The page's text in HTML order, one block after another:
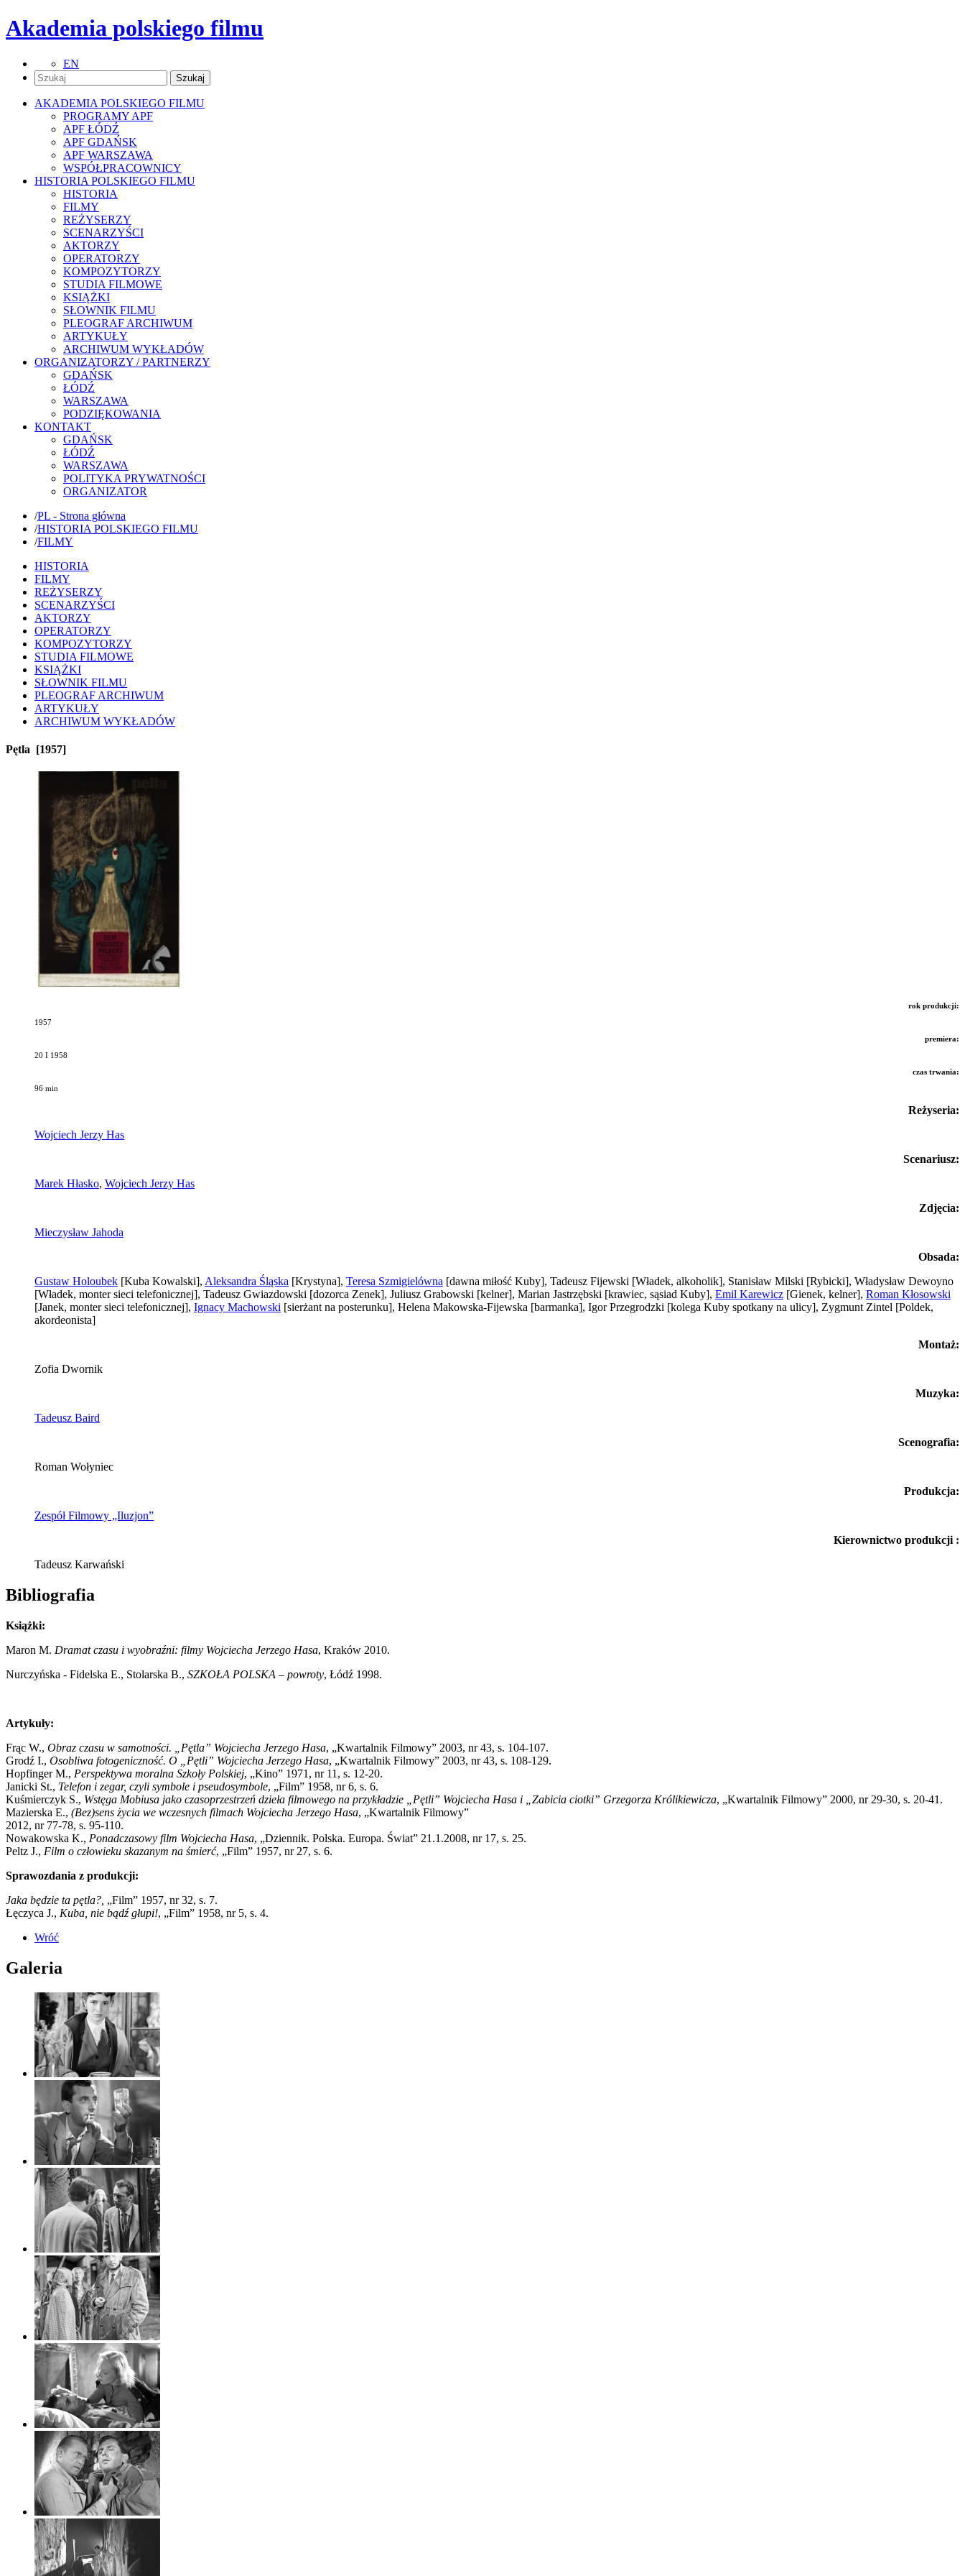
Akademia polskiego filmu
EN
AKADEMIA POLSKIEGO FILMU
PROGRAMY APF
APF ŁÓDŹ
APF GDAŃSK
APF WARSZAWA
WSPÓŁPRACOWNICY
HISTORIA POLSKIEGO FILMU
HISTORIA
FILMY
REŻYSERZY
SCENARZYŚCI
AKTORZY
OPERATORZY
KOMPOZYTORZY
STUDIA FILMOWE
KSIĄŻKI
SŁOWNIK FILMU
PLEOGRAF ARCHIWUM
ARTYKUŁY
ARCHIWUM WYKŁADÓW
ORGANIZATORZY / PARTNERZY
GDAŃSK
ŁÓDŹ
WARSZAWA
PODZIĘKOWANIA
KONTAKT
GDAŃSK
ŁÓDŹ
WARSZAWA
POLITYKA PRYWATNOŚCI
ORGANIZATOR
/PL - Strona główna
/HISTORIA POLSKIEGO FILMU
/FILMY
HISTORIA
FILMY
REŻYSERZY
SCENARZYŚCI
AKTORZY
OPERATORZY
KOMPOZYTORZY
STUDIA FILMOWE
KSIĄŻKI
SŁOWNIK FILMU
PLEOGRAF ARCHIWUM
ARTYKUŁY
ARCHIWUM WYKŁADÓW
Pętla [1957]
rok produkcji:
1957
premiera:
20 I 1958
czas trwania:
96 min
Reżyseria:
Wojciech Jerzy Has
Scenariusz:
Marek Hłasko, Wojciech Jerzy Has
Zdjęcia:
Mieczysław Jahoda
Obsada:
Gustaw Holoubek [Kuba Kowalski], Aleksandra Śląska [Krystyna], Teresa Szmigielówna [dawna miłość Kuby], Tadeusz Fijewski [Władek, alkoholik], Stanisław Milski [Rybicki], Władysław Dewoyno
[Władek, monter sieci telefonicznej], Tadeusz Gwiazdowski [dozorca Zenek], Juliusz Grabowski [kelner], Marian Jastrzębski [krawiec, sąsiad Kuby], Emil Karewicz [Gienek, kelner], Roman Kłosowski
[Janek, monter sieci telefonicznej], Ignacy Machowski [sierżant na posterunku], Helena Makowska-Fijewska [barmanka], Igor Przegrodzki [kolega Kuby spotkany na ulicy], Zygmunt Zintel [Poldek,
akordeonista]
Montaż:
Zofia Dwornik
Muzyka:
Tadeusz Baird
Scenografia:
Roman Wołyniec
Produkcja:
Zespół Filmowy „Iluzjon”
Kierownictwo produkcji :
Tadeusz Karwański
Bibliografia
Książki:
Maron M. Dramat czasu i wyobraźni: filmy Wojciecha Jerzego Hasa, Kraków 2010.
Nurczyńska - Fidelska E., Stolarska B., SZKOŁA POLSKA – powroty, Łódź 1998.
Artykuły:
Frąc W., Obraz czasu w samotności. „Pętla” Wojciecha Jerzego Hasa, „Kwartalnik Filmowy” 2003, nr 43, s. 104-107.
Grodź I., Osobliwa fotogeniczność. O „Pętli” Wojciecha Jerzego Hasa, „Kwartalnik Filmowy” 2003, nr 43, s. 108-129.
Hopfinger M., Perspektywa moralna Szkoły Polskiej, „Kino” 1971, nr 11, s. 12-20.
Janicki St., Telefon i zegar, czyli symbole i pseudosymbole, „Film” 1958, nr 6, s. 6.
Kuśmierczyk S., Wstęga Mobiusa jako czasoprzestrzeń dzieła filmowego na przykładzie „Pętli” Wojciecha Hasa i „Zabicia ciotki” Grzegorza Królikiewicza, „Kwartalnik Filmowy” 2000, nr 29-30, s. 20-41.
Mazierska E., (Bez)sens życia we wczesnych filmach Wojciecha Jerzego Hasa, „Kwartalnik Filmowy”
2012, nr 77-78, s. 95-110.
Nowakowska K., Ponadczasowy film Wojciecha Hasa, „Dziennik. Polska. Europa. Świat” 21.1.2008, nr 17, s. 25.
Peltz J., Film o człowieku skazanym na śmierć, „Film” 1957, nr 27, s. 6.
Sprawozdania z produkcji:
Jaka będzie ta pętla?, „Film” 1957, nr 32, s. 7.
Łęczyca J., Kuba, nie bądź głupi!, „Film” 1958, nr 5, s. 4.
Wróć
Galeria